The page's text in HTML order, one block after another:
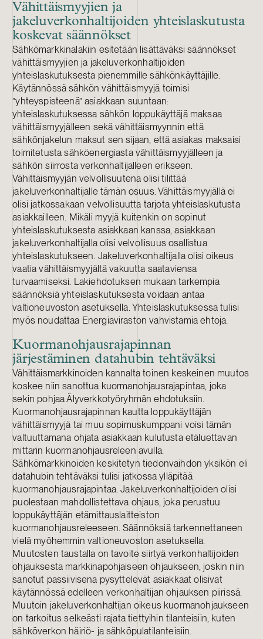
Vähittäismyyjien ja
jakeluverkonhaltijoiden yhteislaskutusta
koskevat säännökset
Sähkömarkkinalakiin esitetään lisättäväksi säännökset
vähittäismyyjien ja jakeluverkonhaltijoiden
yhteislaskutuksesta pienemmille sähkönkäyttäjille.
Käytännössä sähkön vähittäismyyjä toimisi
”yhteyspisteenä” asiakkaan suuntaan:
yhteislaskutuksessa sähkön loppukäyttäjä maksaa
vähittäismyyjälleen sekä vähittäismyynnin että
sähkönjakelun maksut sen sijaan, että asiakas maksaisi
toimitetusta sähköenergiasta vähittäismyyjälleen ja
sähkön siirrosta verkonhaltijalleen erikseen.
Vähittäismyyjän velvollisuutena olisi tilittää
jakeluverkonhaltijalle tämän osuus. Vähittäismyyjällä ei
olisi jatkossakaan velvollisuutta tarjota yhteislaskutusta
asiakkailleen. Mikäli myyjä kuitenkin on sopinut
yhteislaskutuksesta asiakkaan kanssa, asiakkaan
jakeluverkonhaltijalla olisi velvollisuus osallistua
yhteislaskutukseen. Jakeluverkonhaltijalla olisi oikeus
vaatia vähittäismyyjältä vakuutta saataviensa
turvaamiseksi. Lakiehdotuksen mukaan tarkempia
säännöksiä yhteislaskutuksesta voidaan antaa
valtioneuvoston asetuksella. Yhteislaskutuksessa tulisi
myös noudattaa Energiaviraston vahvistamia ehtoja.
Kuormanohjausrajapinnan
järjestäminen datahubin tehtäväksi
Vähittäismarkkinoiden kannalta toinen keskeinen muutos
koskee niin sanottua kuormanohjausrajapintaa, joka
sekin pohjaa Älyverkkotyöryhmän ehdotuksiin.
Kuormanohjausrajapinnan kautta loppukäyttäjän
vähittäismyyjä tai muu sopimuskumppani voisi tämän
valtuuttamana ohjata asiakkaan kulutusta etäluettavan
mittarin kuormanohjausreleen avulla.
Sähkömarkkinoiden keskitetyn tiedonvaihdon yksikön eli
datahubin tehtäväksi tulisi jatkossa ylläpitää
kuormanohjausrajapintaa. Jakeluverkonhaltijoiden olisi
puolestaan mahdollistettava ohjaus, joka perustuu
loppukäyttäjän etämittauslaitteiston
kuormanohjausreleeseen. Säännöksiä tarkennettaneen
vielä myöhemmin valtioneuvoston asetuksella.
Muutosten taustalla on tavoite siirtyä verkonhaltijoiden
ohjauksesta markkinapohjaiseen ohjaukseen, joskin niin
sanotut passiivisena pysyttelevät asiakkaat olisivat
käytännössä edelleen verkonhaltijan ohjauksen piirissä.
Muutoin jakeluverkonhaltijan oikeus kuormanohjaukseen
on tarkoitus selkeästi rajata tiettyihin tilanteisiin, kuten
sähköverkon häiriö- ja sähköpulatilanteisiin.